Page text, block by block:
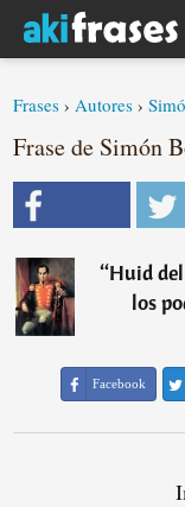
Frases ›Autores ›
Frase de Simón
“Huid
los
Facebook